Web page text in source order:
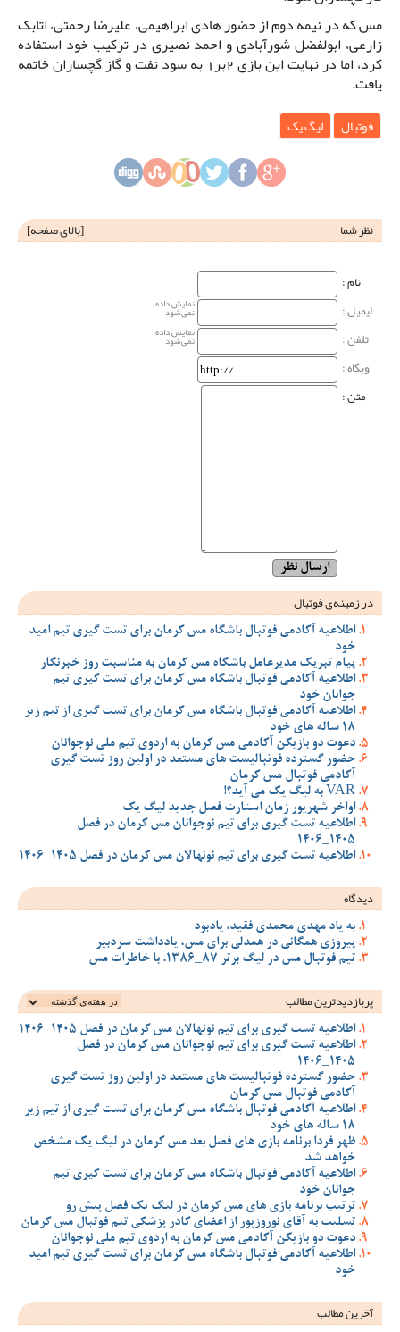
مس که در نیمه دوم از حضور هادی ابراهیمی، علیرضا رحمتی، اتابک
زارعی، ابولفضل شورآبادی و احمد نصیری در ترکیب خود استفاده
کرد، اما در نهایت این بازی 2بر1 به سود نفت و گاز گچساران خاتمه
یافت.
فوتبال لیگ یک
نظر شما [بالای صفحه]
نام‌ :
ایمیل :
نمایش داده
نمی‌شود
تلفن : نمایش داده
نمی‌شود
وبگاه‌ :
متن :
در زمینه‌ی فوتبال
اطلاعیه آکادمی فوتبال باشگاه مس کرمان برای تست گیری تیم امید
خود
پیام تبریک مدیرعامل باشگاه مس کرمان به مناسبت روز خبرنگار
اطلاعیه آکادمی فوتبال باشگاه مس کرمان برای تست گیری تیم
جوانان خود
اطلاعیه آکادمی فوتبال باشگاه مس کرمان برای تست گیری از تیم زیر
18 ساله های خود
دعوت دو بازیکن آکادمی مس کرمان به اردوی تیم ملی نوجوانان
حضور گسترده فوتبالیست های مستعد در اولین روز تست گیری
آکادمی فوتبال مس کرمان
VAR به لیگ یک می آید؟!
اواخر شهریور زمان استارت فصل جدید لیگ یک
اطلاعیه تست گیری برای تیم نوجوانان مس کرمان در فصل
1405_1406
اطلاعیه تست گیری برای تیم نونهالان مس کرمان در فصل 1405-1406
دیدگاه
به یاد مهدی محمدی فقید، یادبود
پیروزی همگانی در همدلی برای مس، یادداشت سردبیر
تیم فوتبال مس در لیگ برتر 87_1386، با خاطرات مس
پربازدیدترین‌ مطالب
اطلاعیه تست گیری برای تیم نونهالان مس کرمان در فصل 1405-1406
اطلاعیه تست گیری برای تیم نوجوانان مس کرمان در فصل
1405_1406
حضور گسترده فوتبالیست های مستعد در اولین روز تست گیری
آکادمی فوتبال مس کرمان
اطلاعیه آکادمی فوتبال باشگاه مس کرمان برای تست گیری از تیم زیر
18 ساله های خود
ظهر فردا برنامه بازی های فصل بعد مس کرمان در لیگ یک مشخص
خواهد شد
اطلاعیه آکادمی فوتبال باشگاه مس کرمان برای تست گیری تیم
جوانان خود
ترتیب برنامه بازی های مس کرمان در لیگ یک فصل پیش رو
تسلیت به آقای نوروزپور از اعضای کادر پزشکی تیم فوتبال مس کرمان
دعوت دو بازیکن آکادمی مس کرمان به اردوی تیم ملی نوجوانان
اطلاعیه آکادمی فوتبال باشگاه مس کرمان برای تست گیری تیم امید
خود
آخرین مطالب